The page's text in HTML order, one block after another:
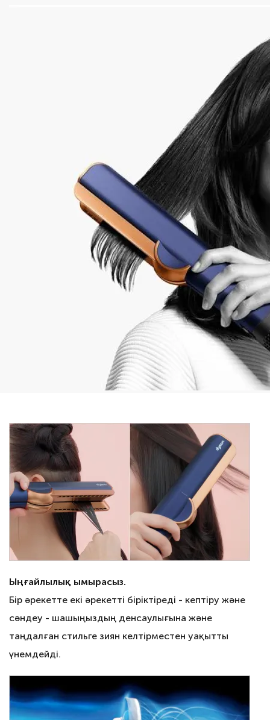
Ыңғайлылық ымырасыз.
Бір әрекетте екі әрекетті біріктіреді - кептіру және
сәндеу - шашыңыздың денсаулығына және
таңдалған стильге зиян келтірместен уақытты
үнемдейді.